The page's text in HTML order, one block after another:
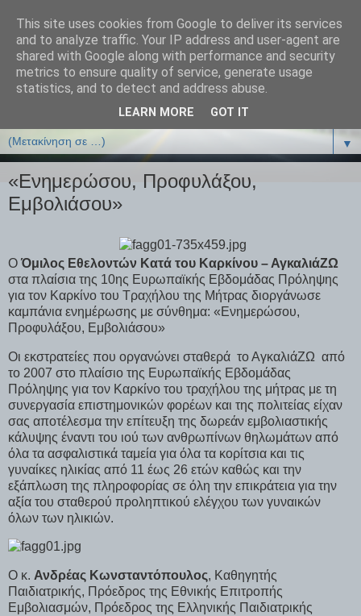
ΒΙΟΛΟΓΙΑonline.gr
Online Μαθήματα Βιολογίας
▼
«Ενημερώσου, Προφυλάξου,
Εμβολιάσου»
ΟΌμιλος Εθελοντών Κατά του Καρκίνου – ΑγκαλιάΖΩ
στα πλαίσια της 10ης Ευρωπαϊκής Εβδομάδας Πρόληψης
για τον Καρκίνο του Τραχήλου της Μήτρας διοργάνωσε
καμπάνια ενημέρωσης με σύνθημα: «Ενημερώσου,
Προφυλάξου, Εμβολιάσου»
Οι εκστρατείες που οργανώνει σταθερά το ΑγκαλιάΖΩ από
το 2007 στο πλαίσιο της Ευρωπαϊκής Εβδομάδας
Πρόληψης για τον Καρκίνο του τραχήλου της μήτρας με τη
συνεργασία επιστημονικών φορέων και της πολιτείας είχαν
σας αποτέλεσμα την επίτευξη της δωρεάν εμβολιαστικής
κάλυψης έναντι του ιού των ανθρωπίνων θηλωμάτων από
όλα τα ασφαλιστικά ταμεία για όλα τα κορίτσια και τις
γυναίκες ηλικίας από 11 έως 26 ετών καθώς και την
εξάπλωση της πληροφορίας σε όλη την επικράτεια για την
αξία του σταθερού προληπτικού ελέγχου των γυναικών
όλων των ηλικιών.
Ο κ. Ανδρέας Κωνσταντόπουλος, Καθηγητής
Παιδιατρικής, Πρόεδρος της Εθνικής Επιτροπής
Εμβολιασμών, Πρόεδρος της Ελληνικής Παιδιατρικής
This site uses cookies from Google to deliver its services
and to analyze traffic. Your IP address and user-agent are
shared with Google along with performance and security
metrics to ensure quality of service, generate usage
statistics, and to detect and address abuse.
LEARN MORE GOT IT